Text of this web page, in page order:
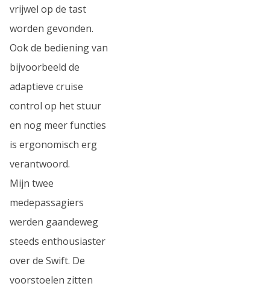
vrijwel op de tast
worden gevonden.
Ook de bediening van
bijvoorbeeld de
adaptieve cruise
control op het stuur
en nog meer functies
is ergonomisch erg
verantwoord.
Mijn twee
medepassagiers
werden gaandeweg
steeds enthousiaster
over de Swift. De
voorstoelen zitten